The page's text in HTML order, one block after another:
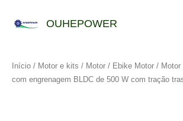
para
OUHEPOWER
Início / Motor e kits / Motor / Ebike Motor / Motor
com engrenagem BLDC de 500 W com tração